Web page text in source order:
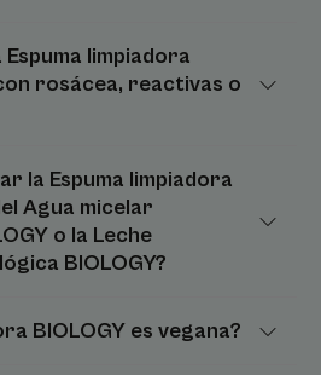
limpiadora
rosácea, reactivas o
la Espuma limpiadora
Agua micelar
o la Leche
BIOLOGY?
BIOLOGY es vegana?